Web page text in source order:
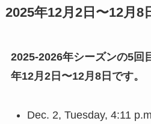
2025年12月2日〜12月8
2025-2026年シーズンの5回
年12月2日〜12月8日です。
Dec. 2, Tuesday, 4:11